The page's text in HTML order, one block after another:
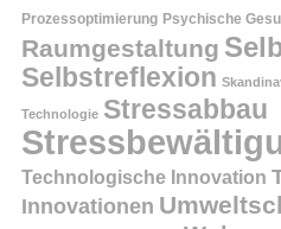
Prozessoptimierung Psychische
Raumgestaltung
Selbstreflexion
Technologie Stressabbau
Technologische Innovation
Innovationen